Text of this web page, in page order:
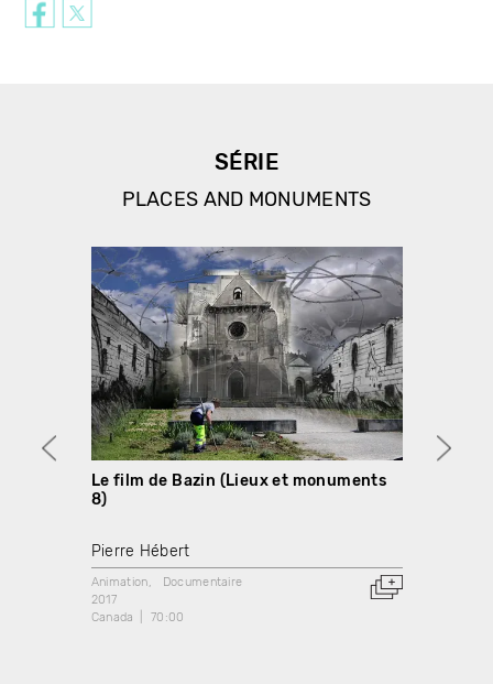
SÉRIE
PLACES AND MONUMENTS
Le film de Bazin (Lieux et monuments
8)
Pierre Hébert
Animation
Documentaire
2017
Canada
70:00